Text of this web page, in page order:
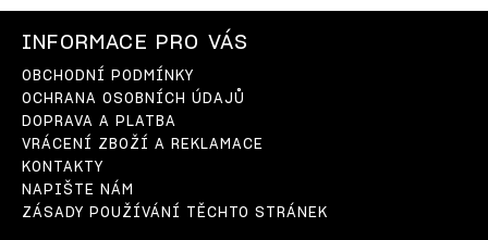
INFORMACE PRO VÁS
OBCHODNÍ PODMÍNKY
OCHRANA OSOBNÍCH ÚDAJŮ
DOPRAVA A PLATBA
VRÁCENÍ ZBOŽÍ A REKLAMACE
KONTAKTY
NAPIŠTE NÁM
ZÁSADY POUŽÍVÁNÍ TĚCHTO STRÁNEK